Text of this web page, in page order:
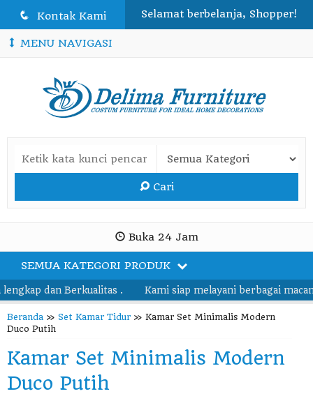
q Kontak Kami Selamat berbelanja, Shopper!
MENU NAVIGASI
Cari
Buka 24 Jam
SEMUA KATEGORI PRODUK
dan Berkualitas . Kami siap melayani berbagai macam
Beranda » Set Kamar Tidur » Kamar Set Minimalis Modern
Duco Putih
Kamar Set Minimalis Modern
Duco Putih